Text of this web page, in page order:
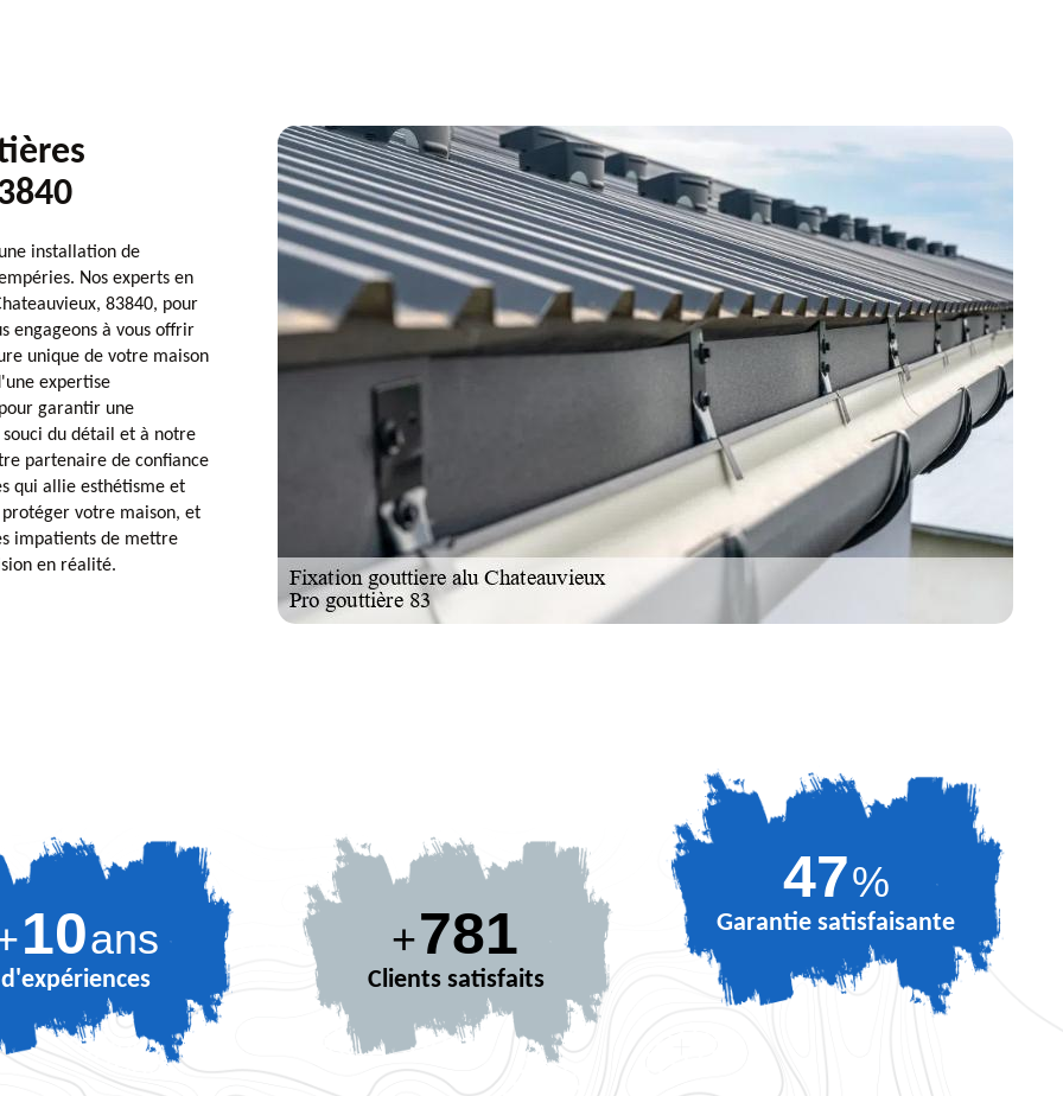
installation de
Nos experts en
83840, pour
engageons à vous offrir
unique de votre maison
expertise
garantir une
du détail et à notre
partenaire de confiance
qui allie esthétisme et
votre maison, et
impatients de mettre
en réalité.
10ans
d'expériences
+880
Clients satisfaits
63%
Garantie satisfaisante